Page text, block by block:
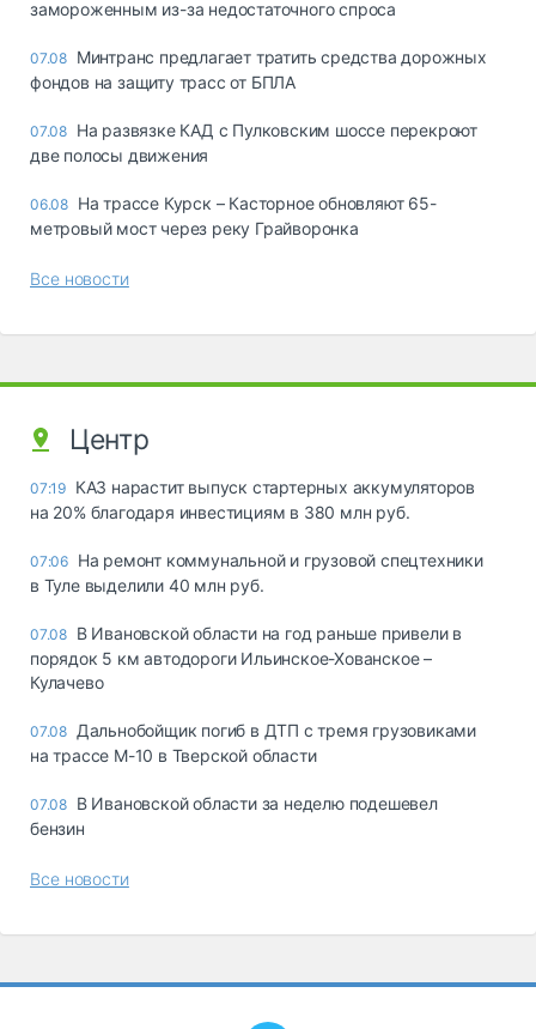
замороженным из-за недостаточного спроса
07.08 Минтранс предлагает тратить средства дорожных
фондов на защиту трасс от БПЛА
07.08 На развязке КАД с Пулковским шоссе перекроют
две полосы движения
06.08 На трассе Курск – Касторное обновляют 65-
метровый мост через реку Грайворонка
Все новости
Центр
07:19 КАЗ нарастит выпуск стартерных аккумуляторов
на 20% благодаря инвестициям в 380 млн руб.
07:06 На ремонт коммунальной и грузовой спецтехники
в Туле выделили 40 млн руб.
07.08 В Ивановской области на год раньше привели в
порядок 5 км автодороги Ильинское-Хованское –
Кулачево
07.08 Дальнобойщик погиб в ДТП с тремя грузовиками
на трассе М-10 в Тверской области
07.08 В Ивановской области за неделю подешевел
бензин
Все новости